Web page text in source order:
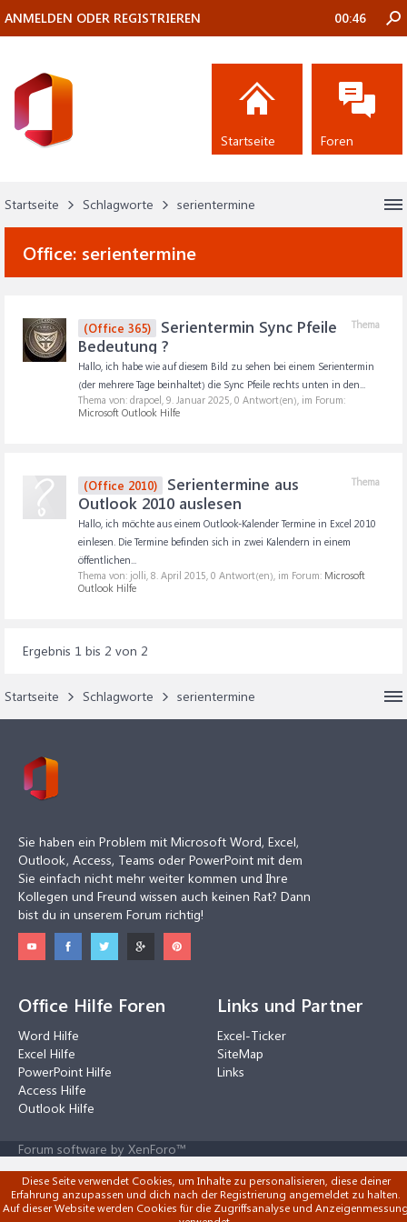
Startseite Schlagworte serientermine
Office: serientermine
Thema
(Office 365)
Serientermin Sync Pfeile
Bedeutung ?
Hallo, ich habe wie auf diesem Bild zu sehen bei einem Serientermin
(der mehrere Tage beinhaltet) die Sync Pfeile rechts unten in den...
Thema von: drapoel, 9. Januar 2025, 0 Antwort(en), im Forum:
Microsoft Outlook Hilfe
Thema
(Office 2010)
Serientermine aus
Outlook 2010 auslesen
Hallo, ich möchte aus einem Outlook-Kalender Termine in Excel 2010
einlesen. Die Termine befinden sich in zwei Kalendern in einem
öffentlichen...
Thema von: jolli, 8. April 2015, 0 Antwort(en), im Forum: Microsoft
Outlook Hilfe
Ergebnis 1 bis 2 von 2
Startseite Schlagworte serientermine
ANMELDEN ODER REGISTRIEREN 00:46
Startseite Foren
Sie haben ein Problem mit Microsoft Word, Excel,
Outlook, Access, Teams oder PowerPoint mit dem
Sie einfach nicht mehr weiter kommen und Ihre
Kollegen und Freund wissen auch keinen Rat? Dann
bist du in unserem Forum richtig!
Office Hilfe Foren
Word Hilfe
Excel Hilfe
PowerPoint Hilfe
Access Hilfe
Outlook Hilfe
Links und Partner
Excel-Ticker
SiteMap
Links
Forum software by XenForo™
Diese Seite verwendet Cookies, um Inhalte zu personalisieren, diese deiner
Erfahrung anzupassen und dich nach der Registrierung angemeldet zu halten.
Auf dieser Website werden Cookies für die Zugriffsanalyse und